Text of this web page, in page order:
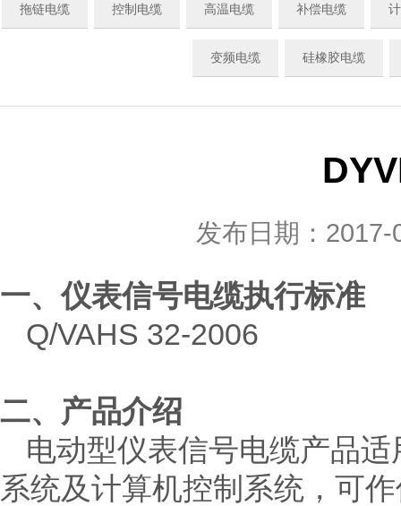
拖链电缆 控制电缆 高温电缆 补偿电缆
变频电缆 硅橡胶电缆
发布日期：
一、仪表信号电缆执行标准
Q/VAHS 32-2006
二、产品介绍
电动型仪表信号电缆产品适
系统及计算机控制系统，可